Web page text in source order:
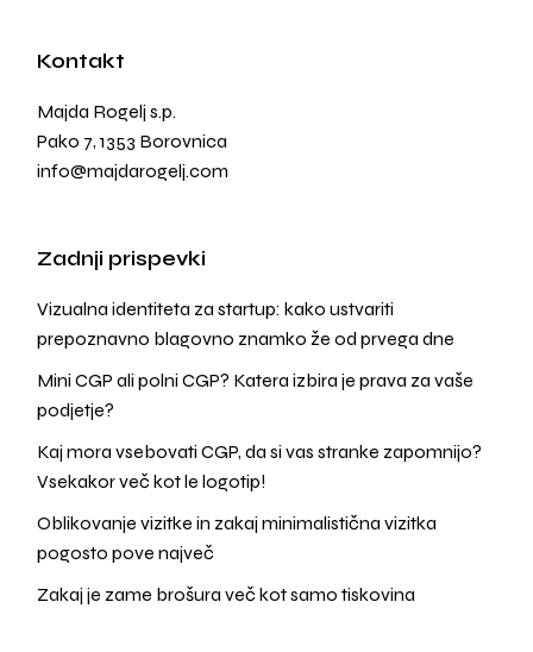
Kontakt
Majda Rogelj s.p.
Pako 7, 1353 Borovnica
info@majdarogelj.com
Zadnji prispevki
Vizualna identiteta za startup: kako ustvariti
prepoznavno blagovno znamko že od prvega dne
Mini CGP ali polni CGP? Katera izbira je prava za vaše
podjetje?
Kaj mora vsebovati CGP, da si vas stranke zapomnijo?
Vsekakor več kot le logotip!
Oblikovanje vizitke in zakaj minimalistična vizitka
pogosto pove največ
Zakaj je zame brošura več kot samo tiskovina